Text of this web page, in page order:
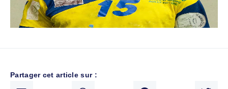
Partager cet article sur :